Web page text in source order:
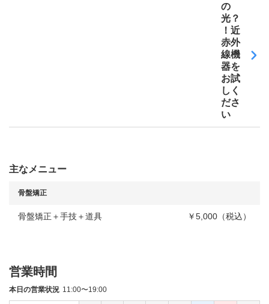
の
光？
！近
赤外
線機
器を
お試
しく
ださ
い
主なメニュー
骨盤矯正
骨盤矯正＋手技＋道具 ￥5,000（税込）
営業時間
本日の営業状況 11:00〜19:00